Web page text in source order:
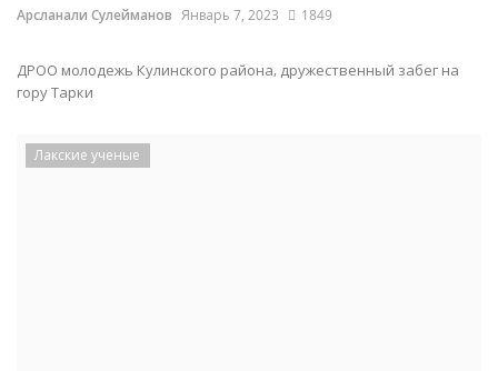
Арсланали Сулейманов Январь 7, 2023 1849
ДРОО молодежь Кулинского района, дружественный забег на
гору Тарки
Лакские ученые